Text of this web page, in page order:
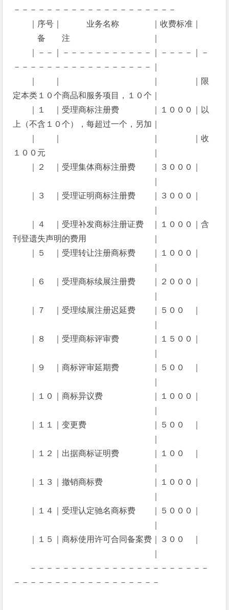
－－－－－－－－－－－－－－－－－－－－
｜序号｜ 业务名称 ｜收费标准｜
备 注 ｜
｜－－｜－－－－－－－－－－－｜－－－－｜－
－－－－－－－－－－－－－－－－－｜
｜ ｜ ｜ ｜限
定本类１０个商品和服务项目，１０个｜
｜１ ｜受理商标注册费 ｜１０００｜以
上（不含１０个），每超过一个，另加｜
｜ ｜ ｜ ｜收
１００元 ｜
｜２ ｜受理集体商标注册费 ｜３０００｜
｜３ ｜受理证明商标注册费 ｜３０００｜
｜４ ｜受理补发商标注册证费 ｜１０００｜含
刊登遗失声明的费用 ｜
｜５ ｜受理转让注册商标费 ｜１０００｜
｜６ ｜受理商标续展注册费 ｜２０００｜
｜７ ｜受理续展注册迟延费 ｜５００ ｜
｜８ ｜受理商标评审费 ｜１５００｜
｜９ ｜商标评审延期费 ｜５００ ｜
｜１０｜商标异议费 ｜１０００｜
｜１１｜变更费 ｜５００ ｜
｜１２｜出据商标证明费 ｜１００ ｜
｜１３｜撤销商标费 ｜１０００｜
｜１４｜受理认定驰名商标费 ｜５０００｜
｜１５｜商标使用许可合同备案费｜３００ ｜
－－－－－－－－－－－－－－－－－－－－－－
－－－－－－－－－－－－－－－－－－